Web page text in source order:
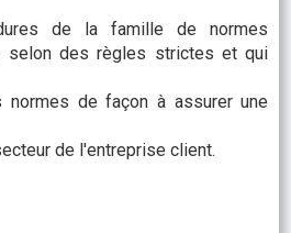
de la famille de normes
selon des règles strictes et qui
de façon à assurer une
de l'entreprise client.